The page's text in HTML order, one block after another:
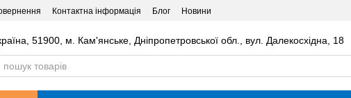
Контактна інформація Блог Новини
51900, м. Кам'янське, Дніпропетровської обл., вул. Далекосхідна, 18